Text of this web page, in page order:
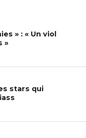
» : « Un viol
»
stars qui